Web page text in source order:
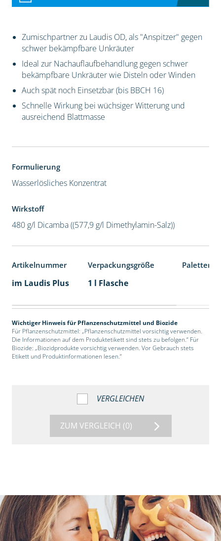
Zumischpartner zu Laudis OD, als "Anspitzer" gegen
schwer bekämpfbare Unkräuter
Ideal zur Nachauflaufbehandlung gegen schwer
bekämpfbare Unkräuter wie Disteln oder Winden
Auch spät noch Einsetzbar (bis BBCH 16)
Schnelle Wirkung bei wüchsiger Witterung und
ausreichend Blattmasse
Formulierung
Wasserlösliches Konzentrat
Wirkstoff
480 g/l Dicamba ((577,9 g/l Dimethylamin-Salz))
Artikelnummer Verpackungsgröße
im Laudis Plus 1 l Flasche
Wichtiger Hinweis für Pflanzenschutzmittel und Biozide
Für Pflanzenschutzmittel: „Pflanzenschutzmittel vorsichtig verwenden.
Die Informationen auf dem Produktetikett sind stets zu befolgen.“ Für
Biozide: „Biozidprodukte vorsichtig verwenden. Vor Gebrauch stets
Etikett und Produktinformationen lesen.“
VERGLEICHEN
ZUM VERGLEICH (0)